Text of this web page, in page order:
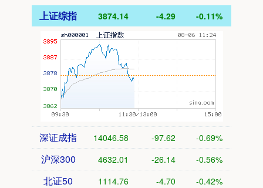
上证综指 3874.14 -4.29 -0.11%
深证成指 14046.58 -97.62 -0.69%
沪深300 4632.01 -26.14 -0.56%
北证50 1114.76 -4.70 -0.42%